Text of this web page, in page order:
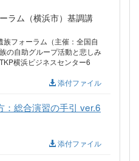
ラム（横浜市）基調講
フォーラム（主催：全国自
の自助グループ活動と悲しみ
横浜ビジネスセンター6
添付ファイル
：総合演習の手引 ver.6
添付ファイル